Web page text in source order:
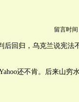
留言时间
后回归，乌克兰说宪法
还不肯。后来山穷